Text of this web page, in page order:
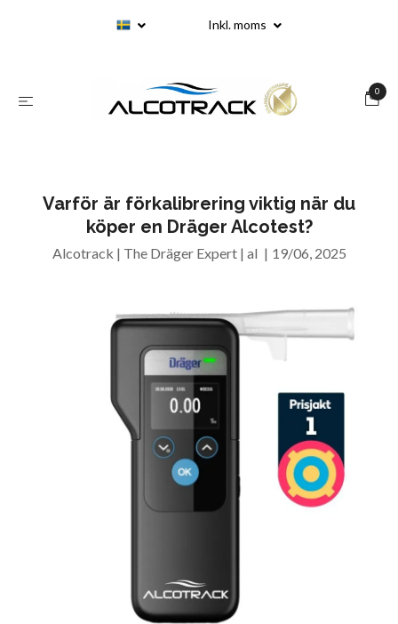
Inkl. moms
0
Varför är förkalibrering viktig när du
köper en Dräger Alcotest?
Alcotrack | The Dräger Expert | al | 19/06, 2025